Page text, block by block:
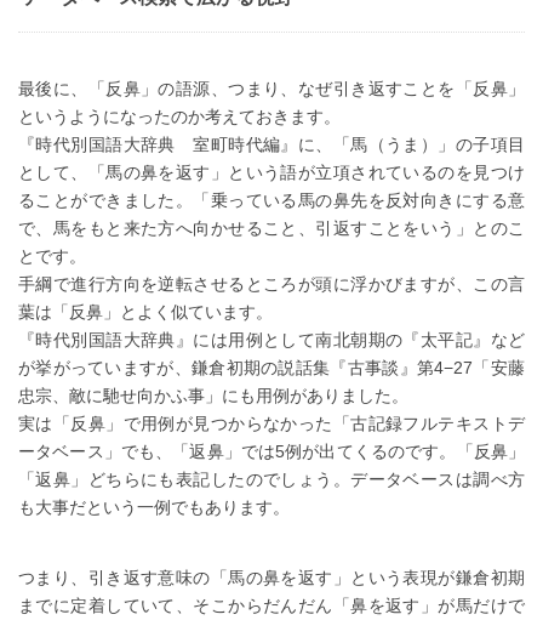
最後に、「反鼻」の語源、つまり、なぜ引き返すことを「反鼻」
というようになったのか考えておきます。
『時代別国語大辞典 室町時代編』に、「馬（うま）」の子項目
として、「馬の鼻を返す」という語が立項されているのを見つけ
ることができました。「乗っている馬の鼻先を反対向きにする意
で、馬をもと来た方へ向かせること、引返すことをいう」とのこ
とです。
手綱で進行方向を逆転させるところが頭に浮かびますが、この言
葉は「反鼻」とよく似ています。
『時代別国語大辞典』には用例として南北朝期の『太平記』など
が挙がっていますが、鎌倉初期の説話集『古事談』第4−27「安藤
忠宗、敵に馳せ向かふ事」にも用例がありました。
実は「反鼻」で用例が見つからなかった「古記録フルテキストデ
ータベース」でも、「返鼻」では5例が出てくるのです。「反鼻」
「返鼻」どちらにも表記したのでしょう。データベースは調べ方
も大事だという一例でもあります。
つまり、引き返す意味の「馬の鼻を返す」という表現が鎌倉初期
までに定着していて、そこからだんだん「鼻を返す」が馬だけで